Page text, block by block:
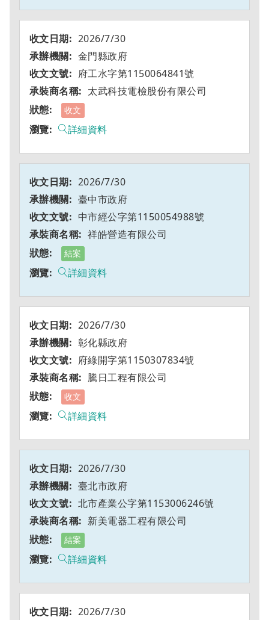
2026/7/30
金門縣政府
府工水字第1150064841號
太武科技電檢股份有限公司
收文
詳細資料
2026/7/30
臺中市政府
中市經公字第1150054988號
祥皓營造有限公司
結案
詳細資料
2026/7/30
彰化縣政府
府綠開字第1150307834號
騰日工程有限公司
收文
詳細資料
2026/7/30
臺北市政府
北市產業公字第1153006246號
新美電器工程有限公司
結案
詳細資料
2026/7/30